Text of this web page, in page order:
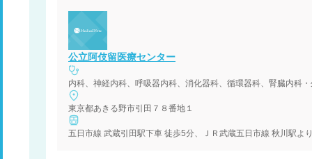
公立阿伎留医療センター
内科、神経内科、呼吸器内科、消化器科、循環器科、腎臓内科
東京都あきる野市引田７８番地１
五日市線 武蔵引田駅下車 徒歩5分、ＪＲ武蔵五日市線 秋川駅